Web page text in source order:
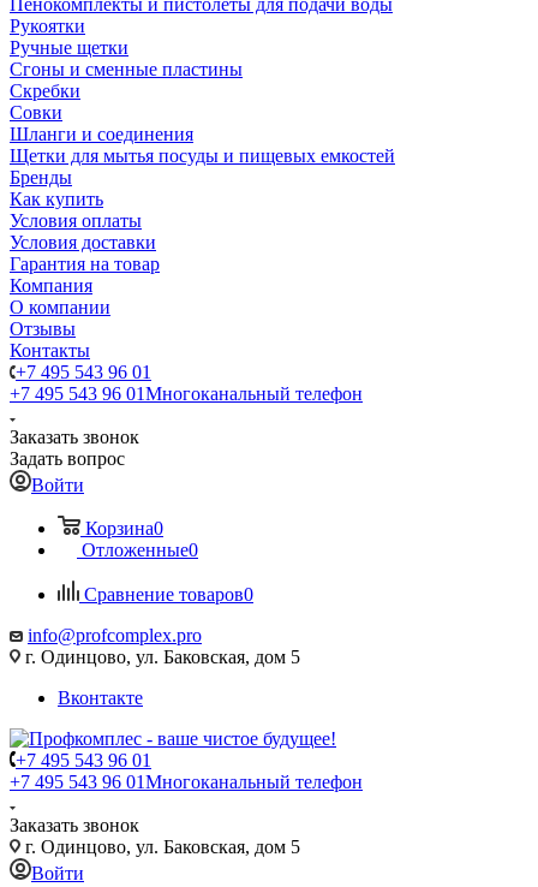
Пенокомплекты и пистолеты для подачи воды
Рукоятки
Ручные щетки
Сгоны и сменные пластины
Скребки
Совки
Шланги и соединения
Щетки для мытья посуды и пищевых емкостей
Бренды
Как купить
Условия оплаты
Условия доставки
Гарантия на товар
Компания
О компании
Отзывы
Контакты
+7 495 543 96 01
+7 495 543 96 01Многоканальный телефон
Заказать звонок
Задать вопрос
Войти
Корзина0
Отложенные0
Сравнение товаров0
info@profcomplex.pro
г. Одинцово, ул. Баковская, дом 5
Вконтакте
+7 495 543 96 01
+7 495 543 96 01Многоканальный телефон
Заказать звонок
г. Одинцово, ул. Баковская, дом 5
Войти